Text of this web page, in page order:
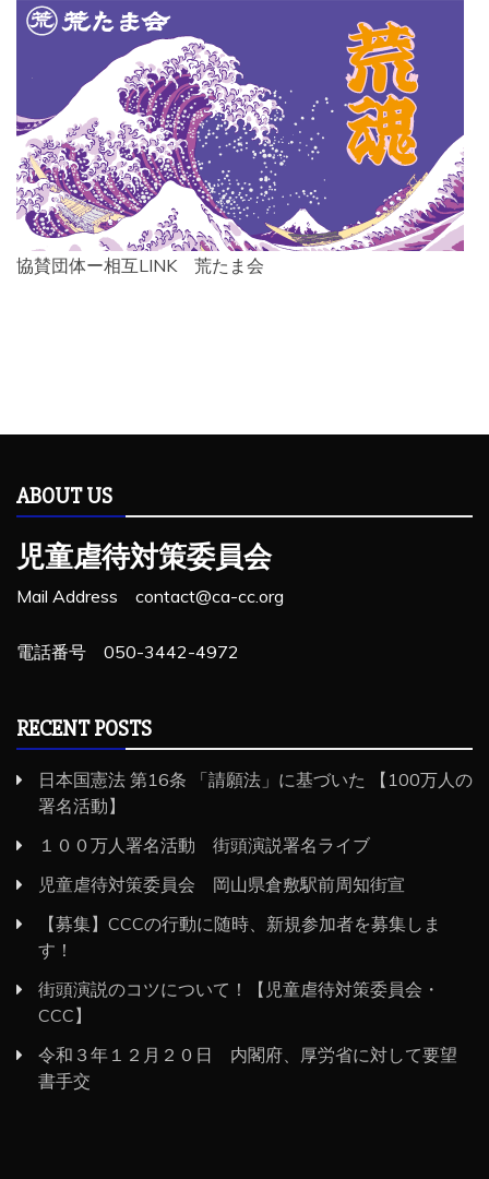
協賛団体ー相互LINK 荒たま会
ABOUT US
児童虐待対策委員会
Mail Address contact@ca-cc.org
電話番号 050-3442-4972
RECENT POSTS
日本国憲法 第16条 「請願法」に基づいた 【100万人の
署名活動】
１００万人署名活動 街頭演説署名ライブ
児童虐待対策委員会 岡山県倉敷駅前周知街宣
【募集】CCCの行動に随時、新規参加者を募集しま
す！
街頭演説のコツについて！【児童虐待対策委員会・
CCC】
令和３年１２月２０日 内閣府、厚労省に対して要望
書手交